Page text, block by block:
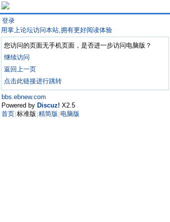
登录
用掌上论坛访问本站,拥有更好阅读体验
您访问的页面无手机页面，是否进一步访问电脑版？
继续访问
返回上一页
点击此链接进行跳转
bbs.ebnew.com
Powered by Discuz! X2.5
首页 标准版 精简版 电脑版